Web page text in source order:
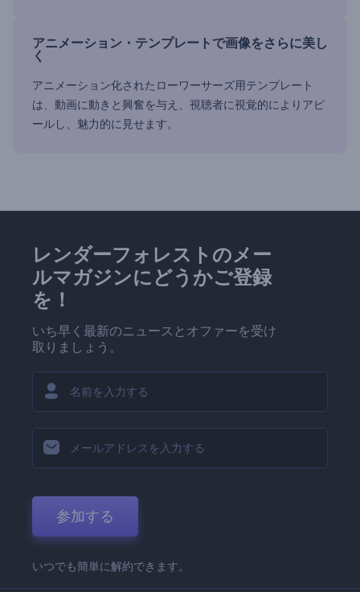
アニメーション・テンプレートで画像をさらに美し
く
アニメーション化されたローワーサーズ用テンプレート
は、動画に動きと興奮を与え、視聴者に視覚的によりアピ
ールし、魅力的に見せます。
レンダーフォレストのメー
ルマガジンにどうかご登録
を！
いち早く最新のニュースとオファーを受け
取りましょう。
参加する
いつでも簡単に解約できます。